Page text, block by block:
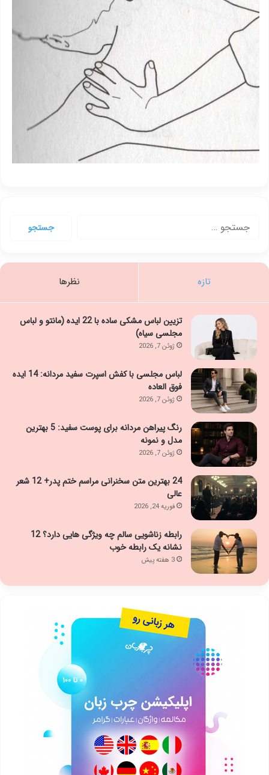
تازه نظرها
تزیین لباس مشکی ساده با 22 ایده (مانتو و لباس
مجلسی سیاه)
ژوئن 7, 2026
لباس مجلسی با کفش اسپرت سفید مردانه: 14 ایده
فوق العاده
ژوئن 7, 2026
رنگ پیراهن مردانه برای پوست سفید: 5 بهترین
مدل و نمونه
ژوئن 7, 2026
24 بهترین متن سخنرانی مراسم ختم پدر+ 12 شعر
عالی
فوریه 24, 2026
رابطه زناشویی سالم چه ویژگی هایی دارد؟ 12
نشانه یک رابطه خوب
3 هفته پیش